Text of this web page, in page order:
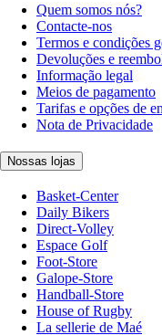
Quem somos nós?
Contacte-nos
Termos e condições
Devoluções e
Informação legal
Meios de pagamento
Tarifas e opções de
Nota de Privacidade
Nossas lojas
Basket-Center
Daily Bikers
Direct-Volley
Espace Golf
Foot-Store
Galope-Store
Handball-Store
House of Rugby
La sellerie de Maé